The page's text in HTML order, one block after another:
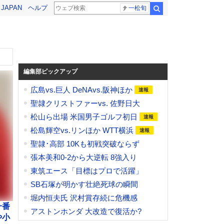
ヘルプ 一松旬
番
小
編集部ピックアップ
広島vs.巨人 DeNAvs.阪神ほか
聖隷クリストファーvs. 佐野日大
松山ら出場 米国男子ゴルフ初日
松島輝空vs.リンほか WTT横浜
聖隷･高部 10Kも初戦突破ならず
張本美和0-2から大逆転 8強入り
東筑エース「目標はプロで活躍」
SB石塚が明かす壮絶死球の瞬間
堀内恒夫氏 沢村賞存続に危機感
アストンホンダ 大改造で復活か?